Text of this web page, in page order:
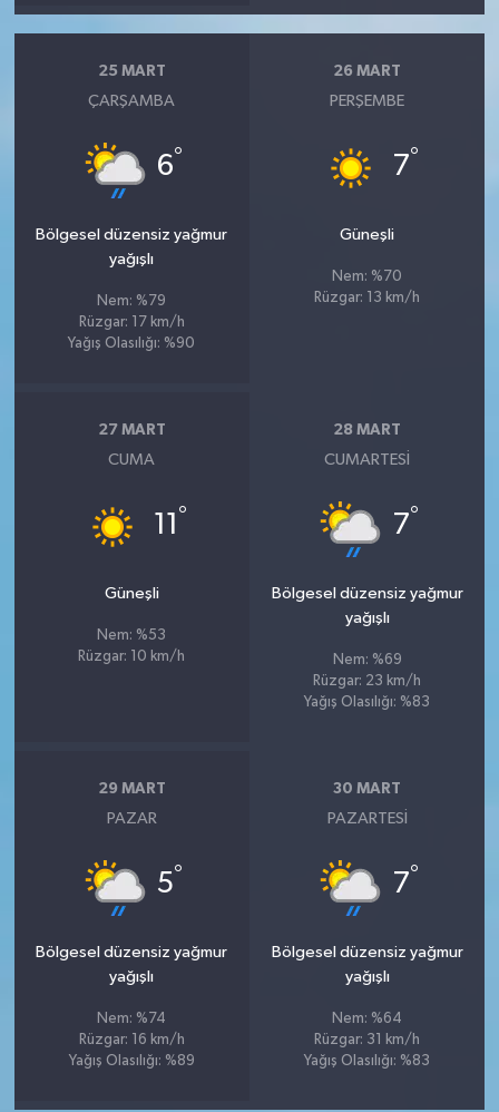
25 MART
ÇARŞAMBA
6°
Bölgesel düzensiz yağmur
yağışlı
Nem: %79
Rüzgar: 17 km/h
Yağış Olasılığı: %90
26 MART
PERŞEMBE
7°
Güneşli
Nem: %70
Rüzgar: 13 km/h
27 MART
CUMA
11 °
Güneşli
Nem: %53
Rüzgar: 10 km/h
28 MART
CUMARTESI
7°
Bölgesel düzensiz yağmur
yağışlı
Nem: %69
Rüzgar: 23 km/h
Yağış Olasılığı: %83
29 MART
PAZAR
5°
Bölgesel düzensiz yağmur
yağışlı
Nem: %74
Rüzgar: 16 km/h
Yağış Olasılığı: %89
30 MART
PAZARTESI
7°
Bölgesel düzensiz yağmur
yağışlı
Nem: %64
Rüzgar: 31 km/h
Yağış Olasılığı: %83